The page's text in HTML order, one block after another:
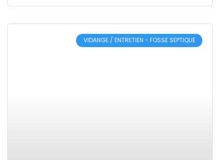
VIDANGE / ENTRETIEN - FOSSE SEPTIQUE